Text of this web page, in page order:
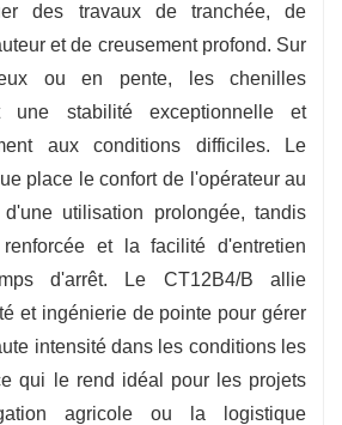
des travaux de tranchée, de
et de creusement profond. Sur
ou en pente, les chenilles
une stabilité exceptionnelle et
aux conditions difficiles. Le
place le confort de l'opérateur au
utilisation prolongée, tandis
et la facilité d'entretien
d'arrêt. Le CT12B4/B allie
et ingénierie de pointe pour gérer
intensité dans les conditions les
qui le rend idéal pour les projets
agricole ou la logistique